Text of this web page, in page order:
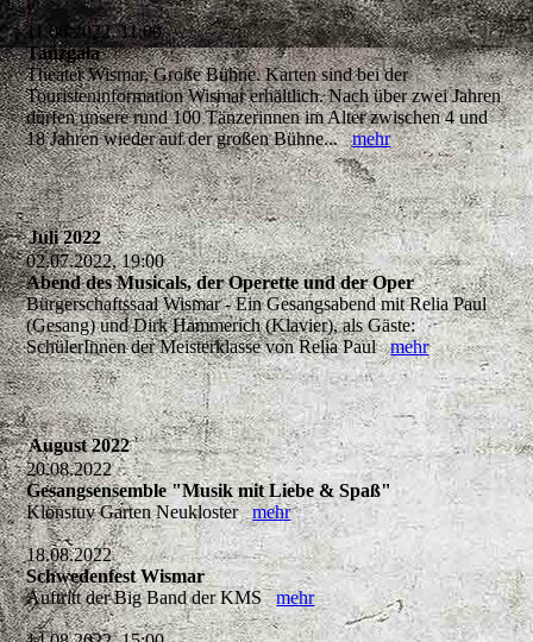
11.06.2022, 11:00
Tanzgala
Theater Wismar, Große Bühne. Karten sind bei der
Touristeninformation Wismar erhältlich. Nach über zwei Jahren
dürfen unsere rund 100 Tänzerinnen im Alter zwischen 4 und
18 Jahren wieder auf der großen Bühne...mehr
Juli 2022
02.07.2022, 19:00
Abend des Musicals, der Operette und der Oper
Bürgerschaftssaal Wismar - Ein Gesangsabend mit Relia Paul
(Gesang) und Dirk Hammerich (Klavier), als Gäste:
SchülerInnen der Meisterklasse von Relia Paulmehr
August 2022
20.08.2022
Gesangsensemble "Musik mit Liebe & Spaß"
Klönstuv Garten Neuklostermehr
18.08.2022
Schwedenfest Wismar
Auftritt der Big Band der KMSmehr